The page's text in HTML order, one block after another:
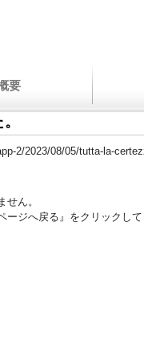
要
2/2023/08/05/tutta-la-
ん。
ジへ戻る』をクリックして